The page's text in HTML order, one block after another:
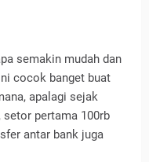
semakin mudah dan
cocok banget buat
apalagi sejak
setor pertama 100rb
antar bank juga